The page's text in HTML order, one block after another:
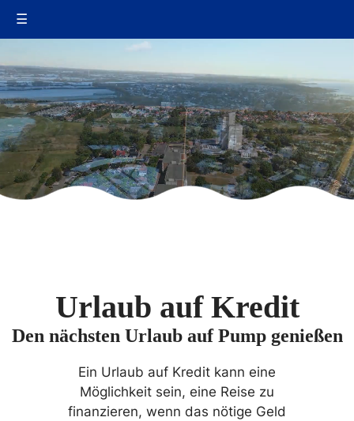
☰
Urlaub auf Kredit
Den nächsten Urlaub auf Pump genießen
Ein Urlaub auf Kredit kann eine
Möglichkeit sein, eine Reise zu
finanzieren, wenn das nötige Geld